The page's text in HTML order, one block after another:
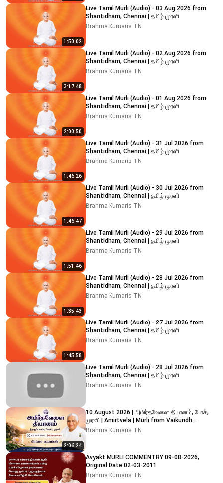
1:50:02
Live Tamil Murli (Audio) - 03 Aug 2026 from
Shantidham, Chennai | தமிழ் முரளி
Brahma Kumaris TN
3:17:48
Live Tamil Murli (Audio) - 02 Aug 2026 from
Shantidham, Chennai | தமிழ் முரளி
Brahma Kumaris TN
2:00:50
Live Tamil Murli (Audio) - 01 Aug 2026 from
Shantidham, Chennai | தமிழ் முரளி
Brahma Kumaris TN
1:46:26
Live Tamil Murli (Audio) - 31 Jul 2026 from
Shantidham, Chennai | தமிழ் முரளி
Brahma Kumaris TN
1:46:47
Live Tamil Murli (Audio) - 30 Jul 2026 from
Shantidham, Chennai | தமிழ் முரளி
Brahma Kumaris TN
1:51:46
Live Tamil Murli (Audio) - 29 Jul 2026 from
Shantidham, Chennai | தமிழ் முரளி
Brahma Kumaris TN
1:35:43
Live Tamil Murli (Audio) - 28 Jul 2026 from
Shantidham, Chennai | தமிழ் முரளி
Brahma Kumaris TN
1:45:58
Live Tamil Murli (Audio) - 27 Jul 2026 from
Shantidham, Chennai | தமிழ் முரளி
Brahma Kumaris TN
Live Tamil Murli (Audio) - 28 Jul 2026 from
Shantidham, Chennai | தமிழ் முரளி
Brahma Kumaris TN
2:06:24
10 August 2026 | அமிர்தவேளை தியானம், போக்,
முரளி | Amirtvela | Murli from Vaikundh
Lighthouse, Adyar
Brahma Kumaris TN
Avyakt MURLI COMMENTRY 09-08-2026,
Original Date 02-03-2011
Brahma Kumaris TN